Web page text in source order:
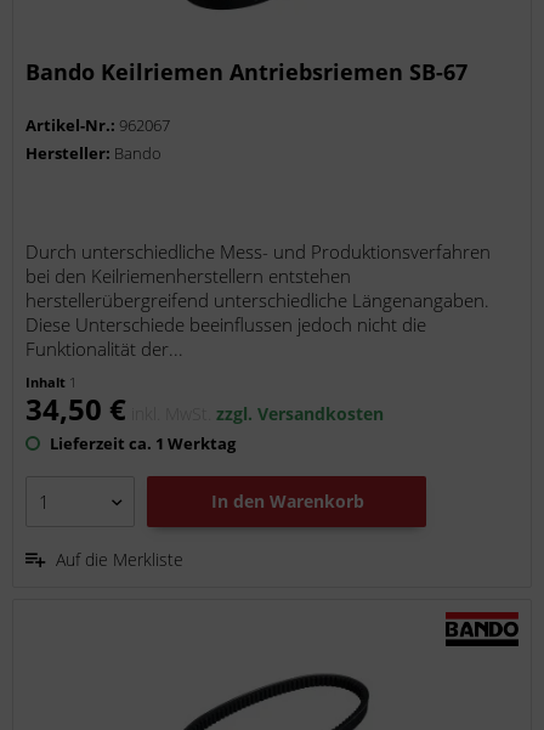
Bando Keilriemen Antriebsriemen SB-67
Artikel-Nr.: 962067
Hersteller: Bando
Durch unterschiedliche Mess- und Produktionsverfahren
bei den Keilriemenherstellern entstehen
herstellerübergreifend unterschiedliche Längenangaben.
Diese Unterschiede beeinflussen jedoch nicht die
Funktionalität der...
Inhalt 1
34,50 € inkl. MwSt.zzgl. Versandkosten
Lieferzeit ca. 1 Werktag
In den Warenkorb
Auf die Merkliste